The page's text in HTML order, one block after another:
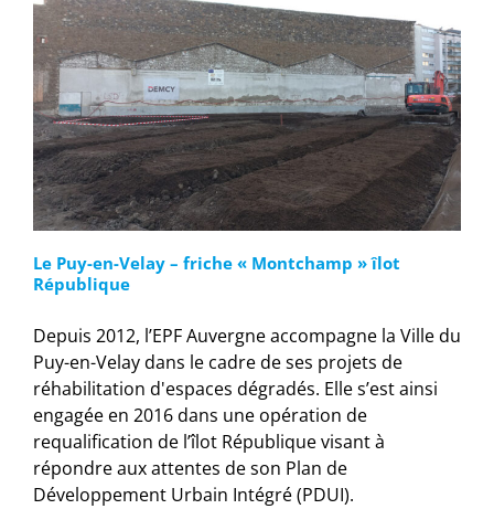
Le Puy-en-Velay – friche « Montchamp » îlot
République
Depuis 2012, l’EPF Auvergne accompagne la Ville du
Puy-en-Velay dans le cadre de ses projets de
réhabilitation d'espaces dégradés. Elle s’est ainsi
engagée en 2016 dans une opération de
requalification de l’îlot République visant à
répondre aux attentes de son Plan de
Développement Urbain Intégré (PDUI).